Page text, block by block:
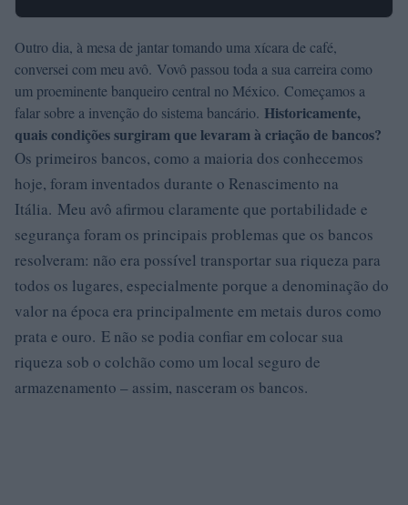
Outro dia, à mesa de jantar tomando uma xícara de café,
conversei com meu avô. Vovô passou toda a sua carreira como
um proeminente banqueiro central no México. Começamos a
falar sobre a invenção do sistema bancário. Historicamente,
quais condições surgiram que levaram à criação de bancos?
Os primeiros bancos, como a maioria dos conhecemos
hoje, foram inventados durante o Renascimento na
Itália. Meu avô afirmou claramente que portabilidade e
segurança foram os principais problemas que os bancos
resolveram: não era possível transportar sua riqueza para
todos os lugares, especialmente porque a denominação do
valor na época era principalmente em metais duros como
prata e ouro. E não se podia confiar em colocar sua
riqueza sob o colchão como um local seguro de
armazenamento – assim, nasceram os bancos.